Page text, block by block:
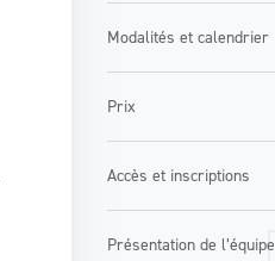
Modalités et calendrier
Prix
Accès et inscriptions
Présentation de l’équipe